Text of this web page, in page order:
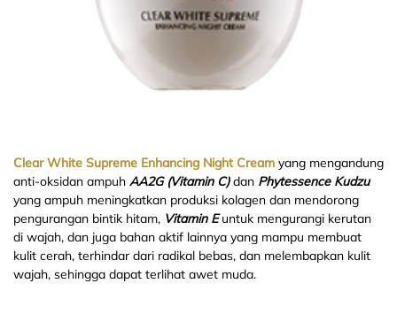
Clear White Supreme Enhancing Night Cream yang mengandung
anti-oksidan ampuh AA2G (Vitamin C)dan Phytessence Kudzu
yang ampuh meningkatkan produksi kolagen dan mendorong
pengurangan bintik hitam, Vitamin Euntuk mengurangi kerutan
di wajah, dan juga bahan aktif lainnya yang mampu membuat
kulit cerah, terhindar dari radikal bebas, dan melembapkan kulit
wajah, sehingga dapat terlihat awet muda.